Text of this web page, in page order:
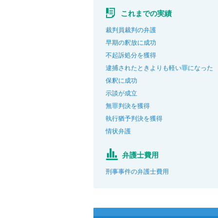
これまでの実績
裁判員裁判の弁護
早期の釈放に成功
不起訴処分を獲得
逮捕されたときよりも軽い罪になった
保釈に成功
示談が成立
無罪判決を獲得
執行猶予判決を獲得
情状弁護
弁護士費用
刑事事件の弁護士費用